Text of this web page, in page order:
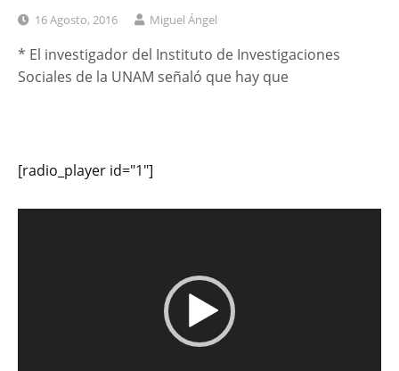
16 Agosto, 2016 Miguel Ángel
* El investigador del Instituto de Investigaciones
Sociales de la UNAM señaló que hay que
[radio_player id="1"]